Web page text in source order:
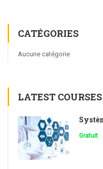
CATÉGORIES
Aucune catégorie
LATEST COURSES
Gratuit